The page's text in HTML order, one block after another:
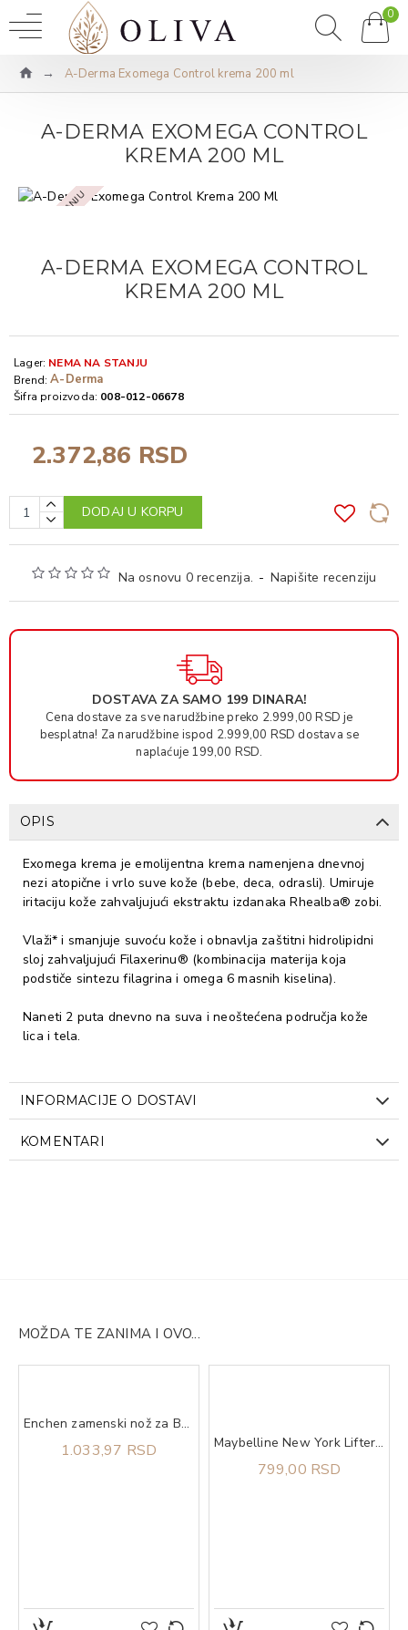
0
A-Derma Exomega Control krema 200 ml
A-DERMA EXOMEGA CONTROL
KREMA 200 ML
NEMA NA STANJU
A-DERMA EXOMEGA CONTROL
KREMA 200 ML
Na osnovu 0 recenzija. - Napišite recenziju
2.372,86 RSD
Lager: NEMA NA STANJU
Brend: A-Derma
Šifra proizvoda: 008-012-06678
DODAJ U KORPU
DOSTAVA ZA SAMO 199 DINARA!
Cena dostave za sve narudžbine preko 2.999,00 RSD je
besplatna! Za narudžbine ispod 2.999,00 RSD dostava se
naplaćuje 199,00 RSD.
OPIS
Exomega krema je emolijentna krema namenjena dnevnoj
nezi atopične i vrlo suve kože (bebe, deca, odrasli). Umiruje
iritaciju kože zahvaljujući ekstraktu izdanaka Rhealba® zobi.
Vlaži* i smanjuje suvoću kože i obnavlja zaštitni hidrolipidni
sloj zahvaljujući Filaxerinu® (kombinacija materija koja
podstiče sintezu filagrina i omega 6 masnih kiselina).
Naneti 2 puta dnevno na suva i neoštećena područja kože
lica i tela.
INFORMACIJE O DOSTAVI
KOMENTARI
MOŽDA TE ZANIMA I OVO...
Enchen zamenski nož za Boost Black
1.033,97 RSD Maybelline New York Lifter Glaze balzam za usne 003 rose bite
799,00 RSD